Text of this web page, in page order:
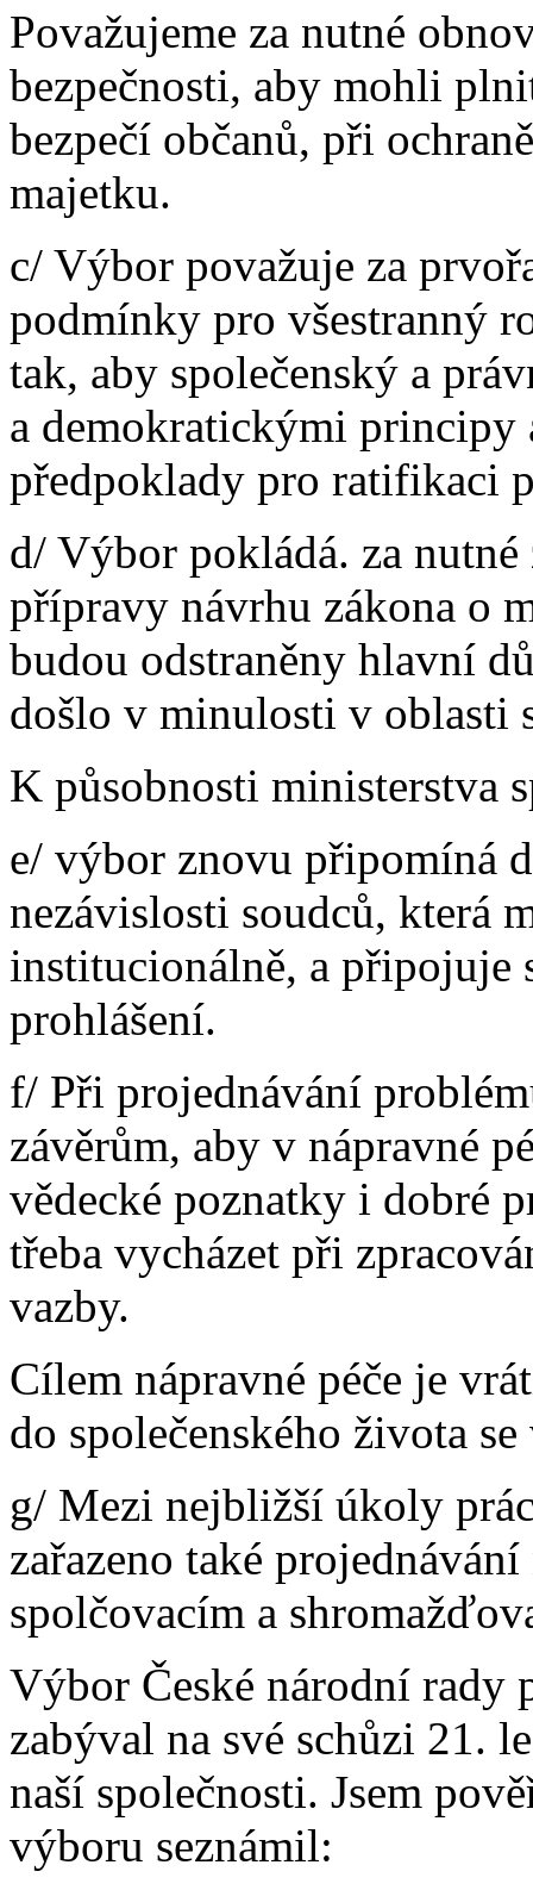
Považujeme za nutné
bezpečnosti, aby mohli
bezpečí občanů, při
majetku.
c/ Výbor považuje za
podmínky pro všestranný
tak, aby společenský a
a demokratickými
předpoklady pro ratifikaci
d/ Výbor pokládá. za
přípravy návrhu zákona o
budou odstraněny hlavní
došlo v minulosti v oblasti
K působnosti ministerstva
e/ výbor znovu připomíná
nezávislosti soudců, která
institucionálně, a připojuje
prohlášení.
f/ Při projednávání
závěrům, aby v nápravné
vědecké poznatky i dobré
třeba vycházet při
vazby.
Cílem nápravné péče je
do společenského života
g/ Mezi nejbližší úkoly
zařazeno také
spolčovacím a
Výbor České národní rady
zabýval na své schůzi 21.
naší společnosti. Jsem
výboru seznámil: